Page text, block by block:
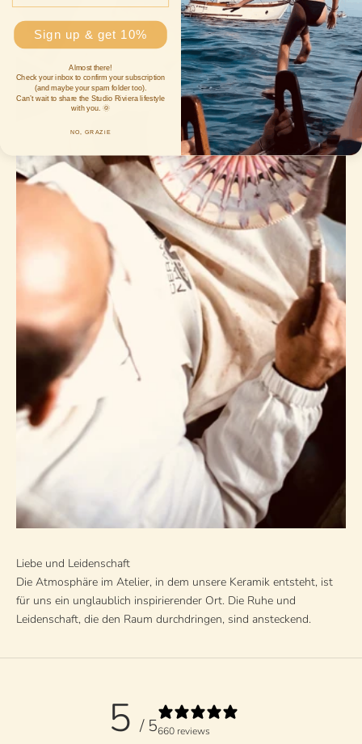
Liebe und Leidenschaft
Die Atmosphäre im Atelier, in dem unsere Keramik entsteht, ist
für uns ein unglaublich inspirierender Ort. Die Ruhe und
Leidenschaft, die den Raum durchdringen, sind ansteckend.
5 / 5660 reviews
Sign up & get 10%
Almost there!
Check your inbox to confirm your subscription
(and maybe your spam folder too).
Can’t wait to share the Studio Riviera lifestyle
with you. 🌞
NO, GRAZiE